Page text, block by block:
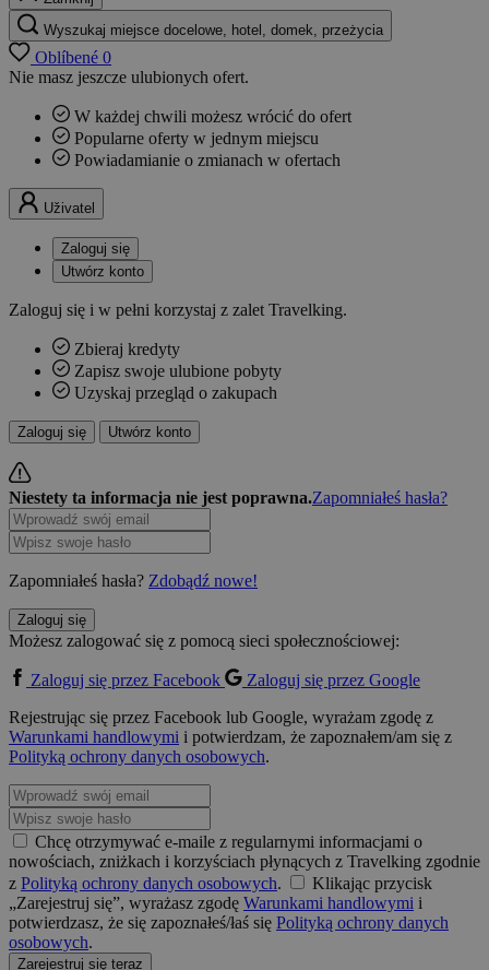
Wyszukaj miejsce docelowe, hotel, domek, przeżycia
Oblíbené 0
Nie masz jeszcze ulubionych ofert.
W każdej chwili możesz wrócić do ofert
Popularne oferty w jednym miejscu
Powiadamianie o zmianach w ofertach
Uživatel
Zaloguj się
Utwórz konto
Zaloguj się i w pełni korzystaj z zalet Travelking.
Zbieraj kredyty
Zapisz swoje ulubione pobyty
Uzyskaj przegląd o zakupach
Zaloguj się Utwórz konto
Niestety ta informacja nie jest poprawna.Zapomniałeś hasła?
Zapomniałeś hasła? Zdobądź nowe!
Zaloguj się
Możesz zalogować się z pomocą sieci społecznościowej:
Zaloguj się przez Facebook
Zaloguj się przez Google
Rejestrując się przez Facebook lub Google, wyrażam zgodę z
Warunkami handlowymi i potwierdzam, że zapoznałem/am się z
Polityką ochrony danych osobowych.
Chcę otrzymywać e-maile z regularnymi informacjami o
nowościach, zniżkach i korzyściach płynących z Travelking zgodnie
z Polityką ochrony danych osobowych.
Klikając przycisk
„Zarejestruj się”, wyrażasz zgodę Warunkami handlowymi i
potwierdzasz, że się zapoznałeś/łaś się Polityką ochrony danych
osobowych.
Zarejestruj się teraz